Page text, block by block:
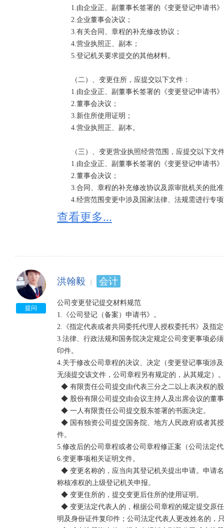
意义，股东也因公司连年亏损得不到应有的回报。
2、公司减资应遵守法定的程序
排；③有关修改章程的事项；④股东出资及其比例的
纸上公告。债权人自接到通知书之日起30日内，未
司清偿债务或者提供相应的担保；    （4） 变更登记
3、减资的具体方法
4、公司减资登记需要的材料
件）
  11、上年度经审计的企业财务报表；    12、营业执照复印件、批准证书原件；    13、原企业合同章程及
批复；    14、审批机关需要的其他材料。
  以上材料编制目录，并装订成册5、公司减资公告的格式及登报公告需要的材料 ××公司减资公告
  经本公司股东会（出资人）决定：本公司注册资本从 万元减至 万元。请债权人自接到本公司书面通知书
之日起三十日内，未接到通知书的自本公告之日起四
担保，逾期不提出的视其为没有提出要求。
  减资登报公告需要到当地市级公开发行报刊办理。    公司减资公告需提供的材料1..营业执照副本复印件
一份，2.公司减资股东会决议。
6、总述
保护股东和债权人利益。因此在减资的程序中，减
要公告或通知债权人，保证债权人有提出清偿或要
限制，但其未通知债权人，因而程序上严重违法。
1.由企业正、副董事长签署的《变更登记申请书》
2.企业董事会决议；
3.有关合同、章程的补充修改协议；
4.营业执照正、副本；
5.登记机关要求提交的其他材料。
（二）、变更住所，应提交以下文件：
1.由企业正、副董事长签署的《变更登记申请书
2.董事会决议；
3.新住所使用证明；
4.营业执照正、副本。
（三）、变更营业执照经营范围，应提交以下文
1.由企业正、副董事长签署的《变更登记申请书
2.董事会决议；
3.合同、章程的补充修改协议及原审批机关的批准
4.经营范围变更中涉及国家法律、法规需进行专项
5.营业执照正、副本。
4.合同、章程的补充修改协议及原审批机关的批准
6.登记机关要求提交的其他文件。
（五）、减少（指未出调整的）注册资本的变更
1.由企业董事长签署的减少营业执照注册资本的申
2.由企业正、副董事长签署的《变更登记申请书
3.董事会一致通过的决议；
4.合同、章程的补充修改协议及原审批机关的批准
5.企业在省级以上报纸上三次登载企业减少营业执
6.企业债务清偿或债务担保情况说明书；
7.营业执照正、副本；
8.登记机关要求提交的其他文件。
（六）、公司法人变更，应提交以下文件：
1.提交原任法定代表人的免职证明和新任法定代表
2.由企业正、副董事长签署的《变更登记申请书》
3.企业董事会决议；
4.有关合同、章程的补充修改协议；
5.营业执照正、副本；
6.登记机关要求提交的其他材料。
查看更多...
提问
洪翰毅 会计
公司变更登记提交材料规范
1.《公司登记（备案）申请书》。
2.《指定代表或者共同委托代理人授权委托书》及指
3.法律、行政法规和国务院决定规定公司变更事项必
印件。
4.关于修改公司章程的决议、决定（变更登记事项涉
无须提交该文件，公司章程另有规定的，从其规定）
件。
5.修改后的公司章程或者公司章程修正案（公司法定
6.变更事项相关证明文件。
称核准权的上级登记机关申报。
明及身份证件复印件；公司法定代表人更改姓名的，